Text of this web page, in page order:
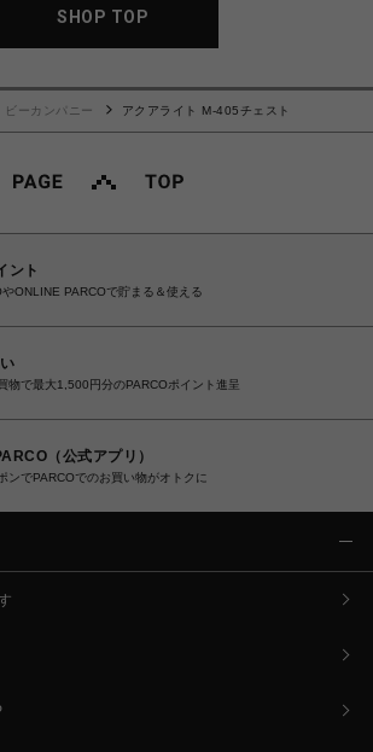
SHOP TOP
ビーカンパニー アクアライト M-405チェスト
ント
ONLINE PARCOで貯まる＆使える
物で最大1,500円分のPARCOポイント進呈
（公式アプリ）
ンでPARCOでのお買い物がオトクに